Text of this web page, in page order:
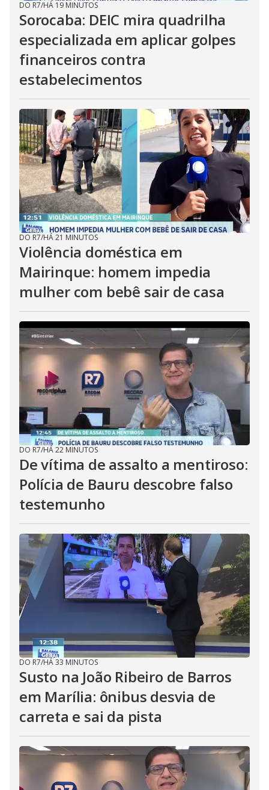
DO R7/HÁ 19 MINUTOS
Sorocaba: DEIC mira quadrilha
especializada em aplicar golpes
financeiros contra
estabelecimentos
DO R7/HÁ 21 MINUTOS
Violência doméstica em
Mairinque: homem impedia
mulher com bebê sair de casa
DO R7/HÁ 22 MINUTOS
De vítima de assalto a mentiroso:
Polícia de Bauru descobre falso
testemunho
DO R7/HÁ 33 MINUTOS
Susto na João Ribeiro de Barros
em Marília: ônibus desvia de
carreta e sai da pista